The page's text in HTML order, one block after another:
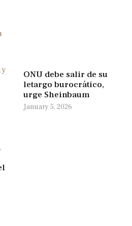
ONU debe salir de su
letargo burocrático,
urge Sheinbaum
January 5, 2026